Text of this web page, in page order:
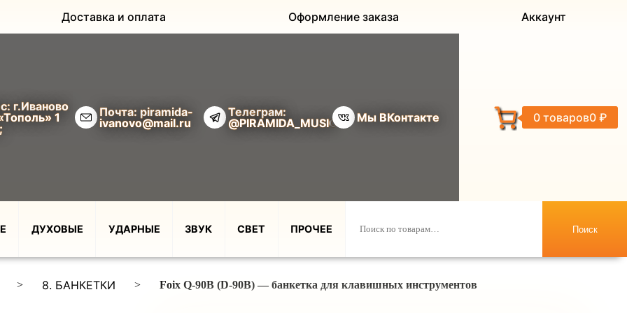
Доставка и оплата Оформление заказа Аккаунт
г.Иваново
1
Почта: piramida-
ivanovo@mail.ru
Телеграм:
@PIRAMIDA_MUSIC
Мы ВКонтакте 0 товаров0 ₽
ДУХОВЫЕ УДАРНЫЕ ЗВУК СВЕТ ПРОЧЕЕ Поиск
> 8. БАНКЕТКИ > Foix Q-90B (D-90B) — банкетка для клавишных инструментов